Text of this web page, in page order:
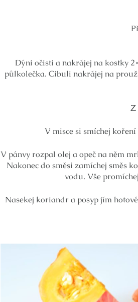
Dýni očisti a nakrájej na kostky
půlkolečka. Cibuli nakrájej na
Z
V misce si smíchej
V pánvy rozpal olej a opeč na něm
Nakonec do směsi zamíchej směs
vodu. Vše
Nasekej koriandr a posyp jím